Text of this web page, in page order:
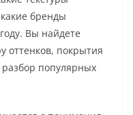
бренды
Вы найдете
оттенков, покрытия
популярных